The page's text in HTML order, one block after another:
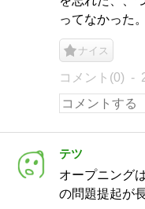
ってなかった。
ナイス
コメント(0)
テツ
オープニング
の問題提起が